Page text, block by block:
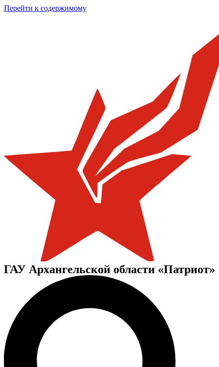
Перейти к содержимому
ГАУ Архангельской области «Патриот»